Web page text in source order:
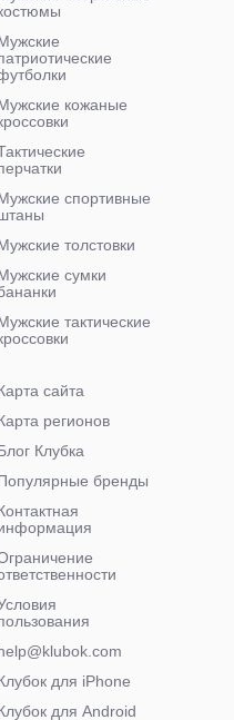
кожаные
спортивные
толстовки
сумки
тактические
сайта
регионов
Клубка
бренды
для iPhone
для Android